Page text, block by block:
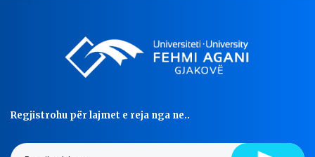
Regjistrohu për lajmet e reja nga ne..